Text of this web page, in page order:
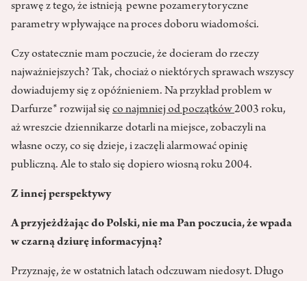
sprawę z tego, że istnieją pewne pozamerytoryczne
parametry wpływające na proces doboru wiadomości.
Czy ostatecznie mam poczucie, że docieram do rzeczy
najważniejszych? Tak, chociaż o niektórych sprawach wszyscy
dowiadujemy się z opóźnieniem. Na przykład problem w
Darfurze* rozwijał się conajmniej od początków2003 roku,
aż wreszcie dziennikarze dotarli na miejsce, zobaczyli na
własne oczy, co się dzieje, i zaczęli alarmować opinię
publiczną. Ale to stało się dopiero wiosną roku 2004.
Z innej perspektywy
A przyjeżdżając do Polski, nie ma Pan poczucia, że wpada
w czarną dziurę informacyjną?
Przyznaję, że w ostatnich latach odczuwam niedosyt. Długo